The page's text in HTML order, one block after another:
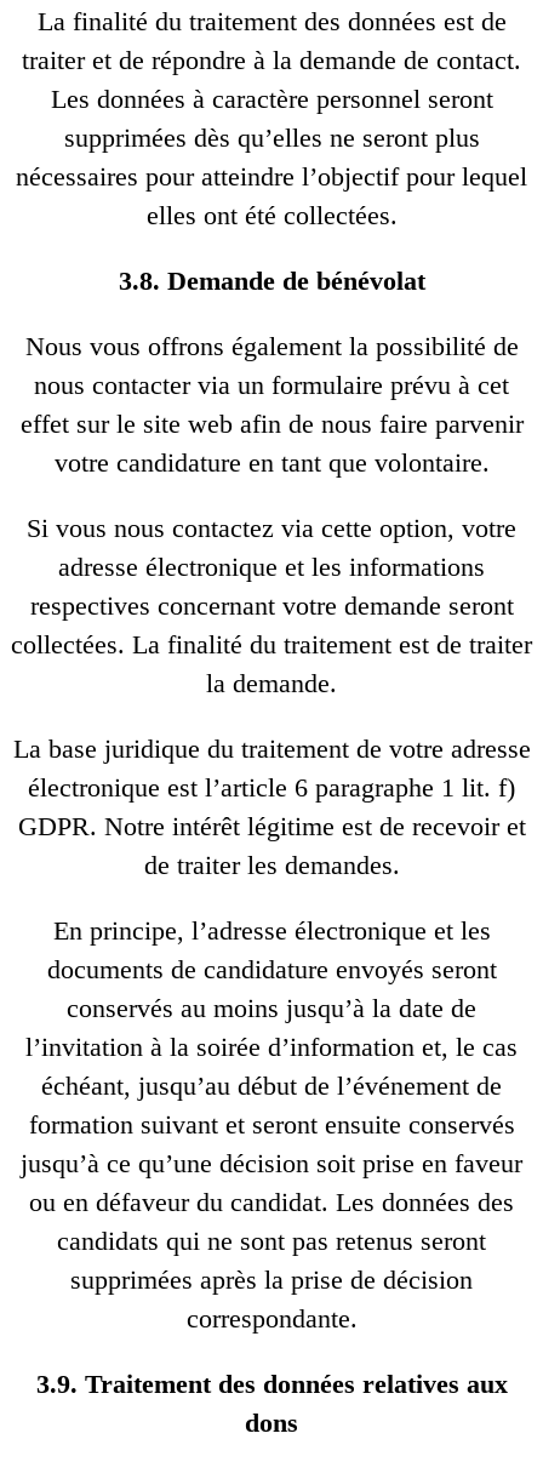
La finalité du traitement des données est de
traiter et de répondre à la demande de contact.
Les données à caractère personnel seront
supprimées dès qu’elles ne seront plus
nécessaires pour atteindre l’objectif pour lequel
elles ont été collectées.
3.8. Demande de bénévolat
Nous vous offrons également la possibilité de
nous contacter via un formulaire prévu à cet
effet sur le site web afin de nous faire parvenir
votre candidature en tant que volontaire.
Si vous nous contactez via cette option, votre
adresse électronique et les informations
respectives concernant votre demande seront
collectées. La finalité du traitement est de traiter
la demande.
La base juridique du traitement de votre adresse
électronique est l’article 6 paragraphe 1 lit. f)
GDPR. Notre intérêt légitime est de recevoir et
de traiter les demandes.
En principe, l’adresse électronique et les
documents de candidature envoyés seront
conservés au moins jusqu’à la date de
l’invitation à la soirée d’information et, le cas
échéant, jusqu’au début de l’événement de
formation suivant et seront ensuite conservés
jusqu’à ce qu’une décision soit prise en faveur
ou en défaveur du candidat. Les données des
candidats qui ne sont pas retenus seront
supprimées après la prise de décision
correspondante.
3.9. Traitement des données relatives aux
dons